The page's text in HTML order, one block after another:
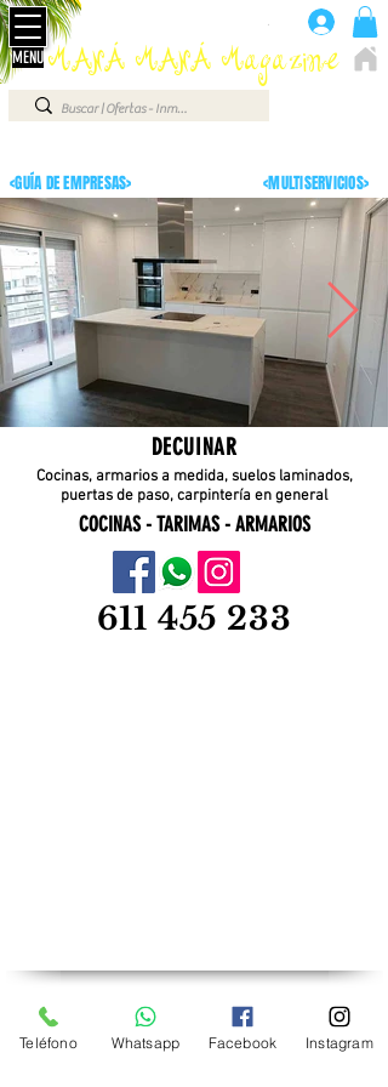
MANÁ MANÁ Magazine
Advertise here 660 07 87 87
.
MENU
<GUÍA DE EMPRESAS> <MULTISERVICIOS>
DECUINAR
Cocinas, armarios a medida, suelos laminados,
puertas de paso, carpintería en general
COCINAS - TARIMAS - ARMARIOS
611 455 233
Añade tu negocio
Envíanos un WhatsApp
Teléfono Whatsapp Facebook Instagram